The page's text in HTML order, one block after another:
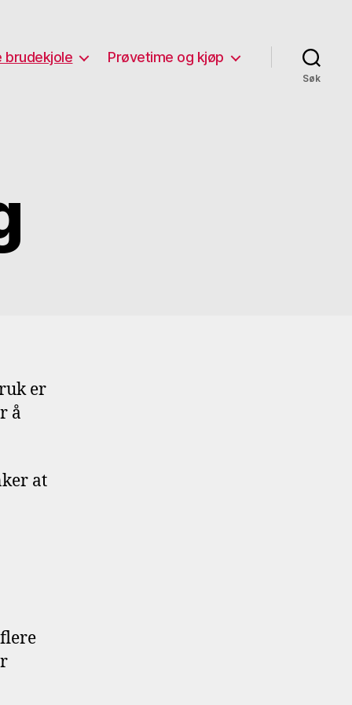
brudekjole Prøvetime og kjøp
Søk
er
å
at